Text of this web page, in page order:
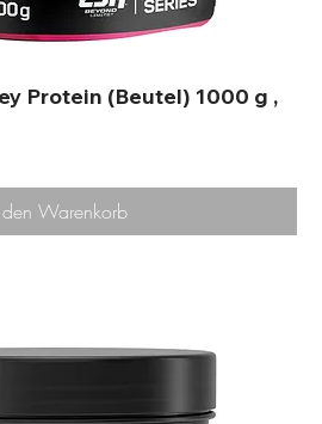
Protein (Beutel) 1000 g ,
Warenkorb